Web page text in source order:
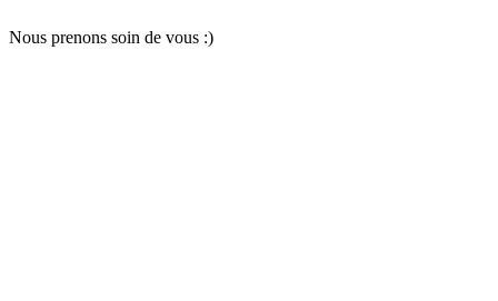
Nous prenons soin de vous :)